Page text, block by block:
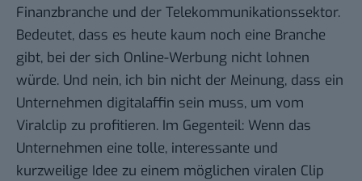
Finanzbranche und der Telekommunikationssektor.
Bedeutet, dass es heute kaum noch eine Branche
gibt, bei der sich Online-Werbung nicht lohnen
würde. Und nein, ich bin nicht der Meinung, dass ein
Unternehmen digitalaffin sein muss, um vom
Viralclip zu profitieren. Im Gegenteil: Wenn das
Unternehmen eine tolle, interessante und
kurzweilige Idee zu einem möglichen viralen Clip